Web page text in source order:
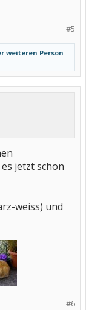
#5
weiteren Person
jetzt schon
weiss) und
#6